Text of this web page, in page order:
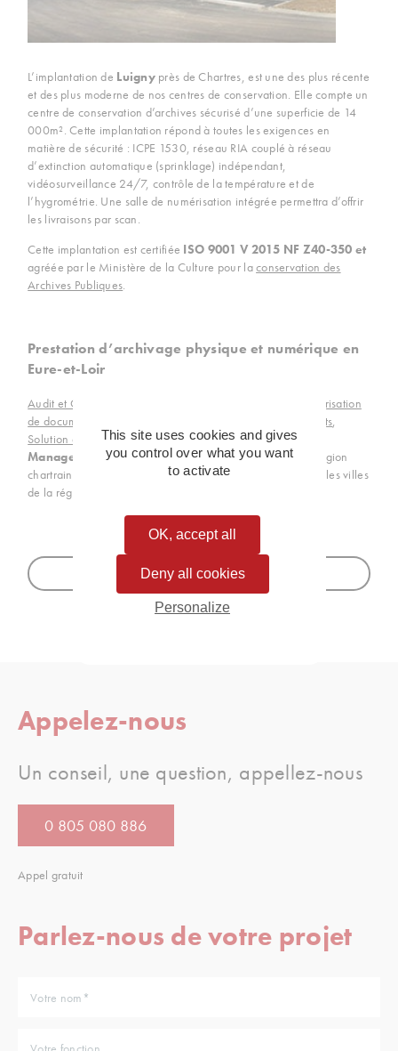
L’implantation de Luignyprès de Chartres, est une des plus récente
et des plus moderne de nos centres de conservation. Elle compte un
centre de conservation d’archives sécurisé d’une superficie de 14
000m². Cette implantation répond à toutes les exigences en
matière de sécurité : ICPE 1530, réseau RIA couplé à réseau
d’extinction automatique (sprinklage) indépendant,
vidéosurveillance 24/7, contrôle de la température et de
l’hygrométrie. Une salle de numérisation intégrée permettra d’offrir
les livraisons par scan.
Cette implantation est certifiée ISO 9001 V 2015 NF Z40-350 et
agréée par le Ministère de la Culture pour laconservation des
Archives Publiques.
Prestation d’archivage physique et numérique en
Eure-et-Loir
Audit et Conseil en Archivage
Numérisation
de documents
Solution de dématérialisation des documents,
Solution d’archivage électronique,AGS Records
Managementest votre partenaire de confiance dans la région
chartraine, dans le département Eure-et-Loir et dans toutes les villes
de la région Centre-Val de Loire.
Toutes nos implantations
Appelez-nous
Un conseil, une question, appellez-nous
0 805 080 886
Appel gratuit
Parlez-nous de votre projet
This site uses cookies and gives
you control over what you want
to activate
OK, accept all
Deny all cookies
Personalize